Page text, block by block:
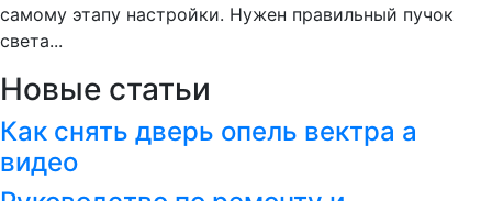
самому этапу настройки. Нужен правильный пучок
света...
Новые статьи
Как снять дверь опель вектра а
видео